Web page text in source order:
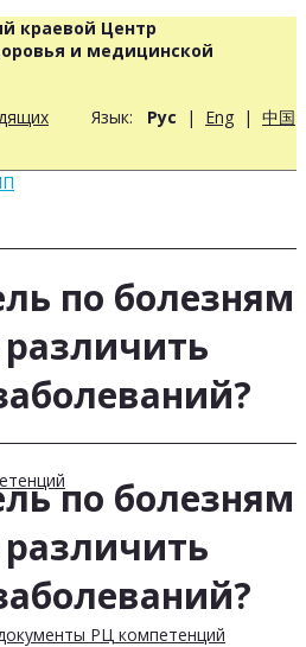
краевой Центр
и медицинской
Язык: Рус | Eng | 中国
РЦ компетенций
по болезням
по болезням